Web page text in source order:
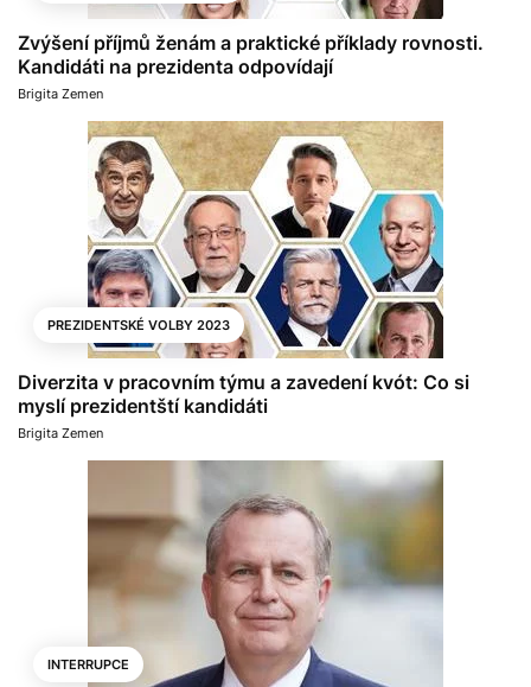
Zvýšení příjmů ženám a praktické příklady rovnosti.
Kandidáti na prezidenta odpovídají
Brigita Zemen
PREZIDENTSKÉ VOLBY 2023
Diverzita v pracovním týmu a zavedení kvót: Co si
myslí prezidentští kandidáti
Brigita Zemen
INTERRUPCE